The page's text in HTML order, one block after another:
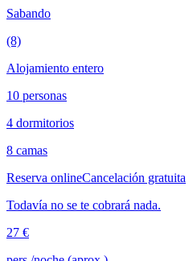
Sabando
(8)
Alojamiento entero
10 personas
4 dormitorios
8 camas
Reserva onlineCancelación gratuita
Todavía no se te cobrará nada.
27 €